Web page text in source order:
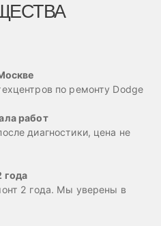
по ремонту Dodge
работ
диагностики, цена не
года
2 года. Мы уверены в